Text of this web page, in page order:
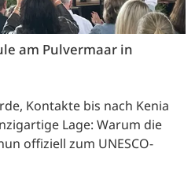
am Pulvermaar in
Kontakte bis nach Kenia
Lage: Warum die
offiziell zum UNESCO-